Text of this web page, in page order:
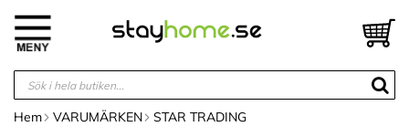
innehållet
Hem VARUMÄRKEN STAR TRADING